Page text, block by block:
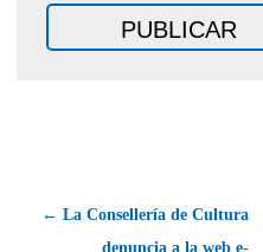
← La Consellería de Cultura
denuncia a la web e-